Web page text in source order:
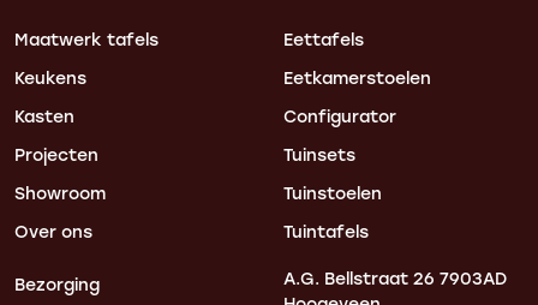
Maatwerk tafels
Keukens
Kasten
Projecten
Showroom
Over ons
Eettafels
Eetkamerstoelen
Configurator
Tuinsets
Tuinstoelen
Tuintafels
Bezorging A.G. Bellstraat 26 7903AD